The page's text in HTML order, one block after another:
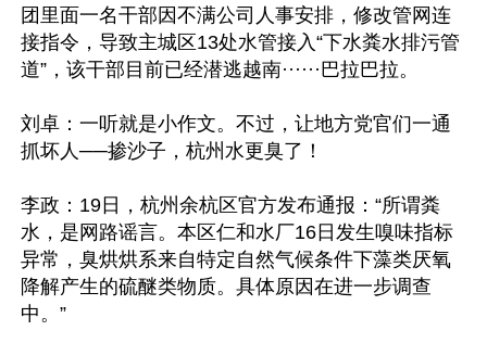
团里面一名干部因不满公司人事安排，修改管网连
接指令，导致主城区13处水管接入“下水粪水排污管
道”，该干部目前已经潜逃越南······巴拉巴拉。
刘卓：一听就是小作文。不过，让地方党官们一通
抓坏人──掺沙子，杭州水更臭了！
李政：19日，杭州余杭区官方发布通报：“所谓粪
水，是网路谣言。本区仁和水厂16日发生嗅味指标
异常，臭烘烘系来自特定自然气候条件下藻类厌氧
降解产生的硫醚类物质。具体原因在进一步调查
中。”